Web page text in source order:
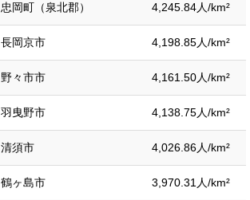
忠岡町（泉北郡） 4,245.84人/km²
長岡京市 4,198.85人/km²
野々市市 4,161.50人/km²
羽曳野市 4,138.75人/km²
清須市 4,026.86人/km²
鶴ヶ島市 3,970.31人/km²